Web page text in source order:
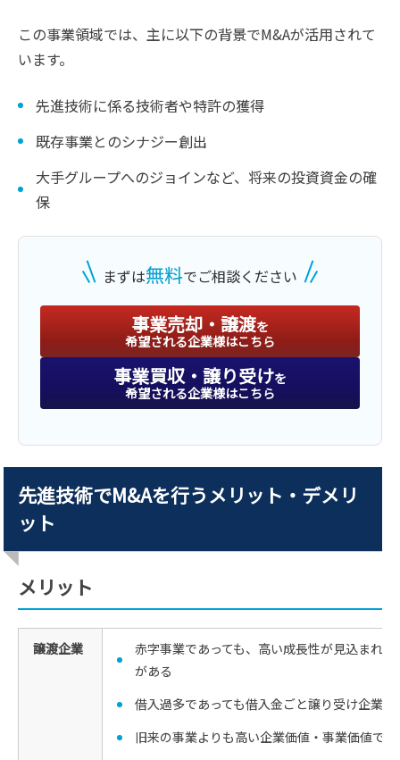
この事業領域では、主に以下の背景でM&Aが活用されて
います。
先進技術に係る技術者や特許の獲得
既存事業とのシナジー創出
大手グループへのジョインなど、将来の投資資金の確
保
まずは無料でご相談ください
事業売却・譲渡を
希望される企業様はこちら
事業買収・譲り受けを
希望される企業様はこちら
先進技術でM&Aを行うメリット・デメリ
ット
メリット
譲渡企業
赤字事業であっても、高い成長性が見込まれ
がある
借入過多であっても借入金ごと譲り受け企業
旧来の事業よりも高い企業価値・事業価値で